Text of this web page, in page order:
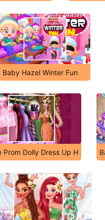
Baby Hazel Winter Fun
Prom Dolly Dress Up H